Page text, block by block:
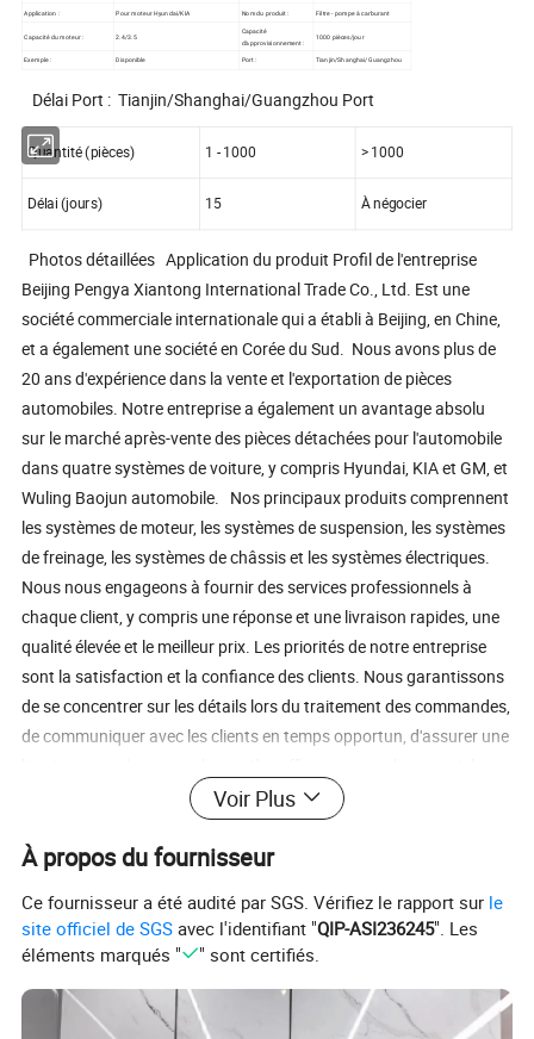
Application : Pour moteur Hyundai/KIA Nom du produit : Filtre - pompe à carburant
Capacité du moteur : 2.4/3.5
Capacité
d'approvisionnement :
1000 pièces/jour
Exemple : Disponible Port : Tianjin/Shanghai/Guangzhou
Délai Port : Tianjin/Shanghai/Guangzhou Port
Quantité (pièces) 1 - 1000 > 1000
Délai (jours) 15 À négocier
Photos détaillées Application du produit Profil de l'entreprise
Beijing Pengya Xiantong International Trade Co., Ltd. Est une
société commerciale internationale qui a établi à Beijing, en Chine,
et a également une société en Corée du Sud. Nous avons plus de
20 ans d'expérience dans la vente et l'exportation de pièces
automobiles. Notre entreprise a également un avantage absolu
sur le marché après-vente des pièces détachées pour l'automobile
dans quatre systèmes de voiture, y compris Hyundai, KIA et GM, et
Wuling Baojun automobile. Nos principaux produits comprennent
les systèmes de moteur, les systèmes de suspension, les systèmes
de freinage, les systèmes de châssis et les systèmes électriques.
Nous nous engageons à fournir des services professionnels à
chaque client, y compris une réponse et une livraison rapides, une
qualité élevée et le meilleur prix. Les priorités de notre entreprise
sont la satisfaction et la confiance des clients. Nous garantissons
de se concentrer sur les détails lors du traitement des commandes,
de communiquer avec les clients en temps opportun, d'assurer une
marchandises . Nous fournissons uniquement à nos clients des
produits logistiques fiables et de haute qualité à un coût
économique. De ce fait, nous sommes l'un des plus grands
automobiles ont une forte demande en Chine, en Corée du Sud, en
Russie, au Moyen-Orient, en Égypte et dans d'autres pays. Grâce à
nous accueillons sincèrement des clients du monde entier pour
coopérer avec nous. Emballage et expédition Certifications FAQ
Voir Plus
À propos du fournisseur
Ce fournisseur a été audité par SGS. Vérifiez le rapport sur le
site officiel de SGS avec l'identifiant "QIP-ASI236245". Les
éléments marqués "
" sont certifiés.